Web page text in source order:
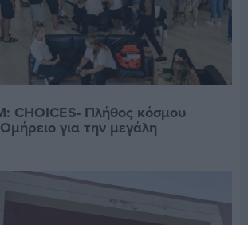
CHOICES- Πλήθος κόσμου
για την μεγάλη